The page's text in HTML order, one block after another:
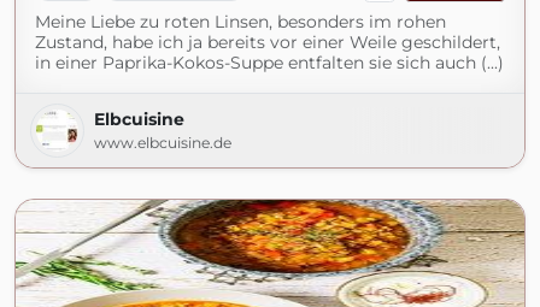
Meine Liebe zu roten Linsen, besonders im rohen
Zustand, habe ich ja bereits vor einer Weile geschildert,
in einer Paprika-Kokos-Suppe entfalten sie sich auch (...)
Elbcuisine
www.elbcuisine.de